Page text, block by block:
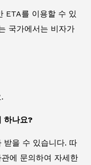
ETA를 이용할 수 있
국가에서는 비자가
하나요?
받을 수 있습니다. 따
에 문의하여 자세한